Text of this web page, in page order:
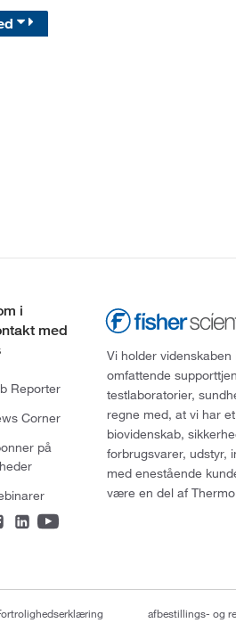
i
med
Reporter
Corner
på
Vi holder
omfattende
testlaboratorier,
regne med, at vi har
biovidenskab,
forbrugsvarer, udstyr,
med enestående
være en del af
afbestillings- og